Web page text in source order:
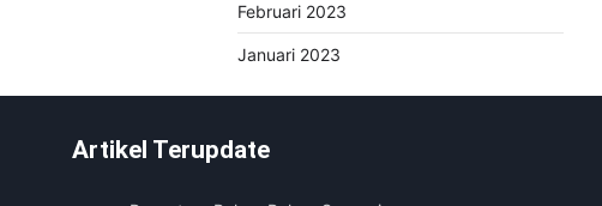
Februari 2023
Januari 2023
Artikel Terupdate